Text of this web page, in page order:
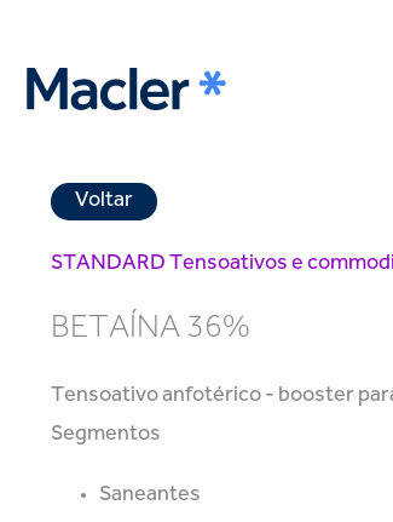
Voltar
STANDARD Tensoativos e
BETAÍNA 36%
Tensoativo anfotérico - booster
Segmentos
Saneantes